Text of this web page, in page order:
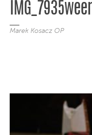
IMG_7935weer
Marek Kosacz OP